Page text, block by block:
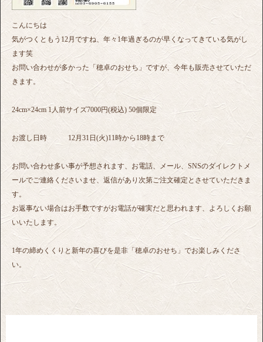
こんにちは
気がつくともう12月ですね、年々1年過ぎるのが早くなってきている気がし
ます笑
お問い合わせが多かった「穂卓のおせち」ですが、今年も販売させていただ
きます。
24cm×24cm 1人前サイズ7000円(税込) 50個限定
お渡し日時 12月31日(火)11時から18時まで
お問い合わせ多い事が予想されます、お電話、メール、SNSのダイレクトメ
ールでご連絡くださいませ、返信があり次第ご注文確定とさせていただきま
す。
お返事ない場合はお手数ですがお電話が確実だと思われます、よろしくお願
いいたします。
1年の締めくくりと新年の喜びを是非「穂卓のおせち」でお楽しみくださ
い。